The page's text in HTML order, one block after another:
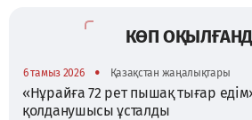
КӨП
6 тамыз 2026 • Қазақстан жаңалықтары
«Нұрайға 72 рет пышақ тығар
қолданушысы ұсталды